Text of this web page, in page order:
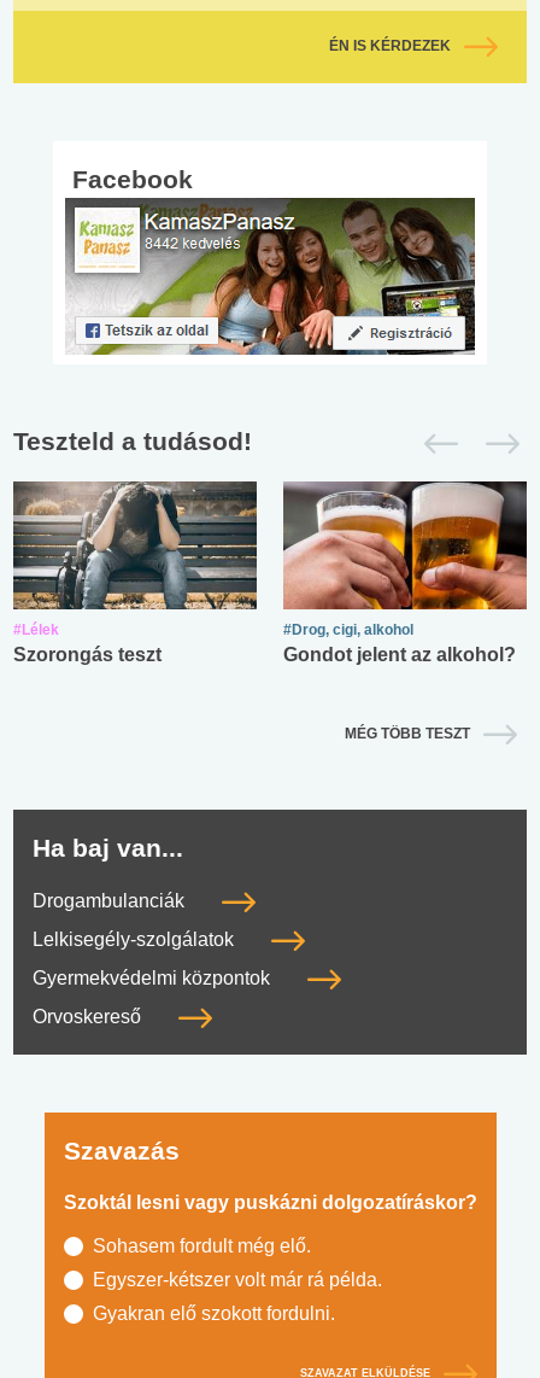
ÉN IS KÉRDEZEK
Facebook
Teszteld a tudásod!
#Lélek
Szorongás teszt
#Drog, cigi, alkohol
Gondot jelent az alkohol?
MÉG TÖBB TESZT
Ha baj van...
Drogambulanciák
Lelkisegély-szolgálatok
Gyermekvédelmi központok
Orvoskereső
Szavazás
Szoktál lesni vagy puskázni dolgozatíráskor?
Sohasem fordult még elő.
Egyszer-kétszer volt már rá példa.
Gyakran elő szokott fordulni.
SZAVAZAT ELKÜLDÉSE